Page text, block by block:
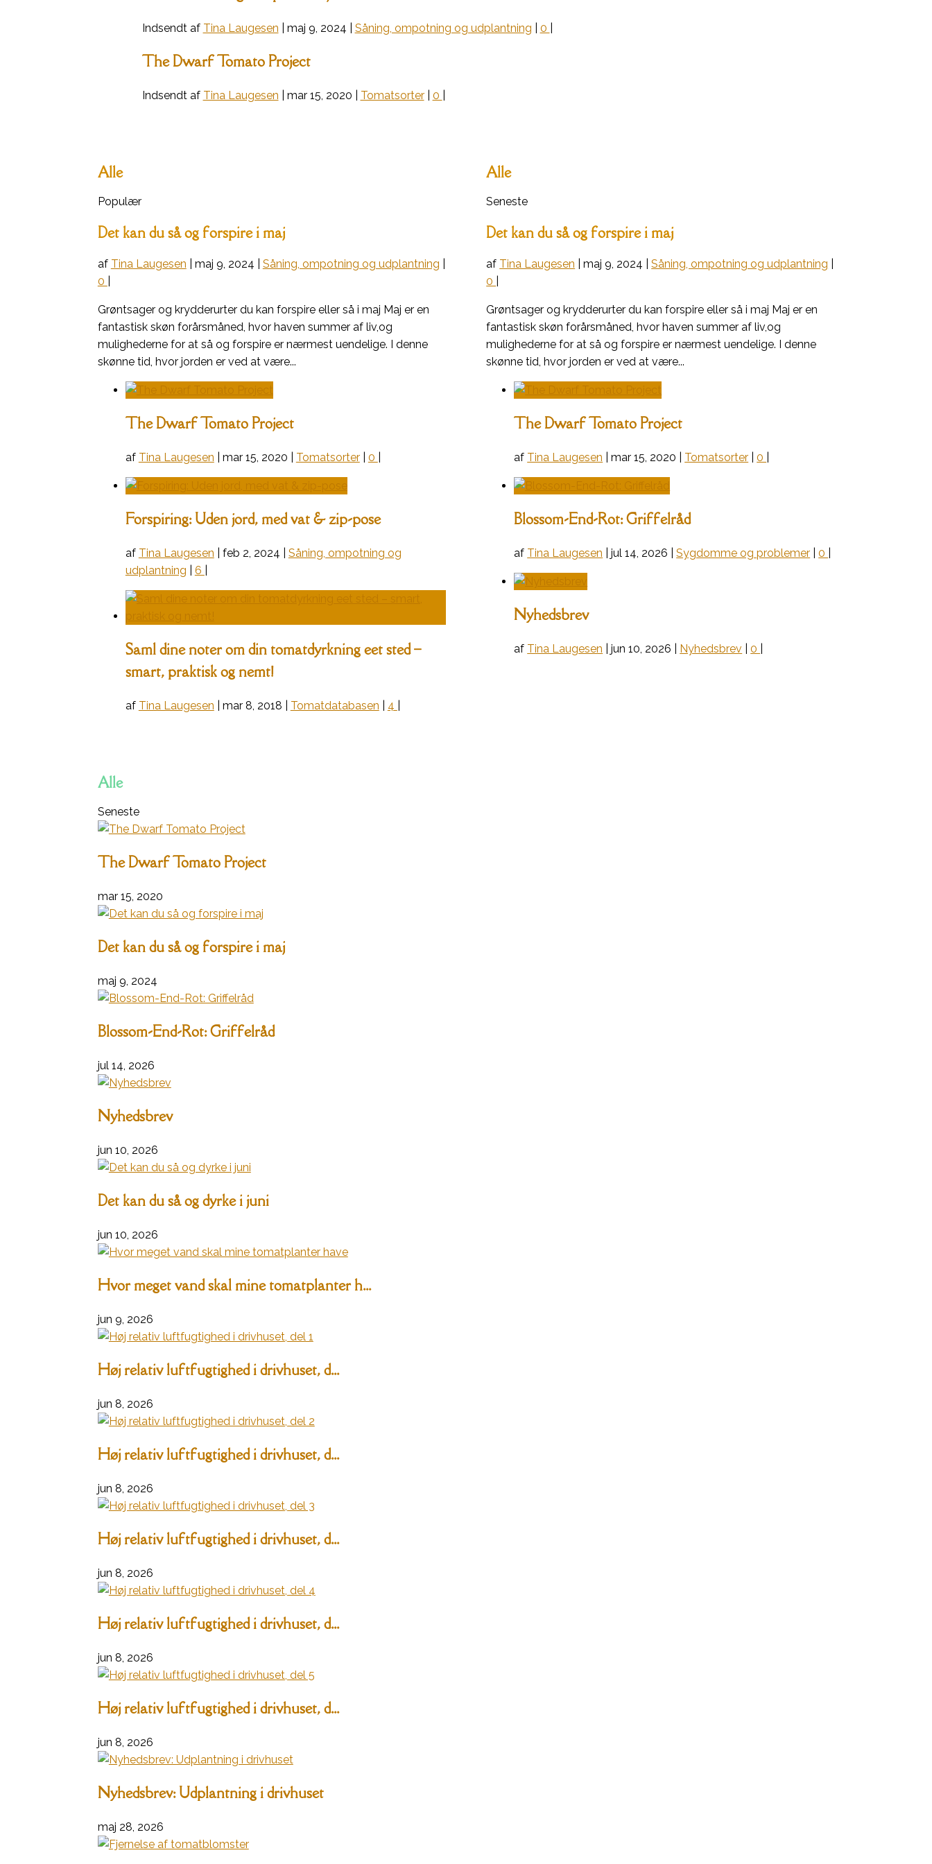
Indsendt af Tina Laugesen maj 9, 2024 Såning, ompotning og udplantning 0
The Dwarf Tomato Project
Indsendt af Tina Laugesen mar 15, 2020 Tomatsorter| 0
Alle
Populær
Det kan du så og forspire i maj
af Tina Laugesen maj 9, 2024 Såning, ompotning og udplantning
0
Grøntsager og krydderurter du kan forspire eller så i maj Maj er en
fantastisk skøn forårsmåned, hvor haven summer af liv,og
mulighederne for at så og forspire er nærmest uendelige. I denne
skønne tid, hvor jorden er ved at være...
The Dwarf Tomato Project
af Tina Laugesen mar 15, 2020 Tomatsorter| 0
Forspiring: Uden jord, med vat & zip-pose
af Tina Laugesen feb 2, 2024
Såning, ompotning og
udplantning
6
Saml dine noter om din tomatdyrkning eet sted –
smart, praktisk og nemt!
af Tina Laugesen mar 8, 2018 Tomatdatabasen 4
Alle
Seneste
Det kan du så og forspire i maj
af Tina Laugesen |maj 9, 2024 |Såning, ompotning og udplantning
0
Grøntsager og krydderurter du kan forspire eller så i maj Maj er en
fantastisk skøn forårsmåned, hvor haven summer af liv,og
mulighederne for at så og forspire er nærmest uendelige. I denne
skønne tid, hvor jorden er ved at være...
The Dwarf Tomato Project
af Tina Laugesen |mar 15, 2020 Tomatsorter |0
Blossom-End-Rot: Griffelråd
af Tina Laugesen |jul 14, 2026 |Sygdomme og problemer |0
Nyhedsbrev
af Tina Laugesen |jun 10, 2026 Nyhedsbrev |0
Alle
Seneste
The Dwarf Tomato Project
mar 15, 2020
Det kan du så og forspire i maj
maj 9, 2024
Blossom-End-Rot: Griffelråd
jul 14, 2026
Nyhedsbrev
jun 10, 2026
Det kan du så og dyrke i juni
jun 10, 2026
Hvor meget vand skal mine tomatplanter h...
jun 9, 2026
Høj relativ luftfugtighed i drivhuset, d...
jun 8, 2026
Høj relativ luftfugtighed i drivhuset, d...
jun 8, 2026
Høj relativ luftfugtighed i drivhuset, d...
jun 8, 2026
Høj relativ luftfugtighed i drivhuset, d...
jun 8, 2026
Høj relativ luftfugtighed i drivhuset, d...
jun 8, 2026
Nyhedsbrev: Udplantning i drivhuset
maj 28, 2026